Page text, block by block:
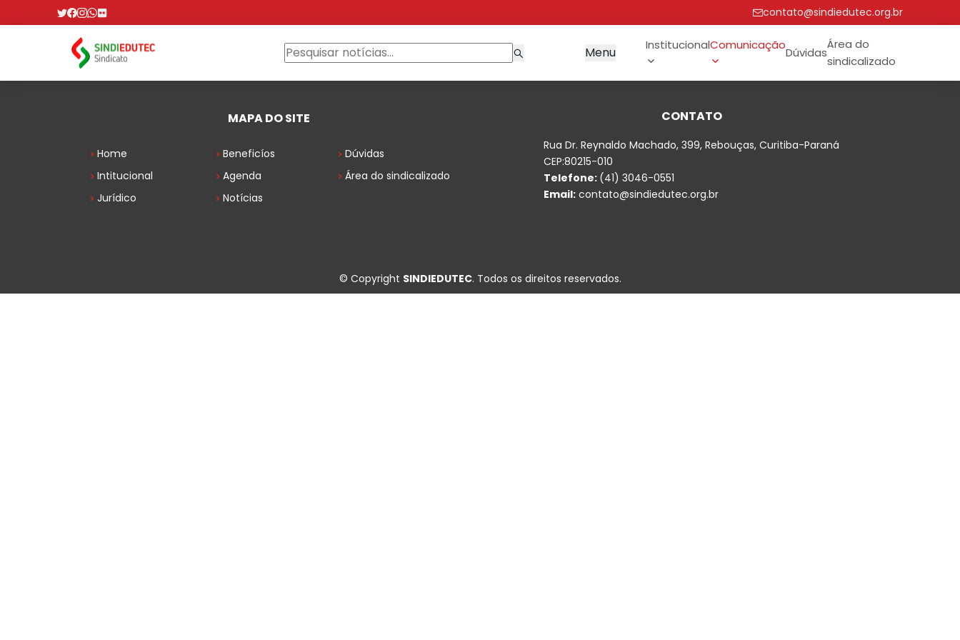
contato@sindiedutec.org.br
Menu InstitucionalComunicação
Dúvidas
Área do
sindicalizado
MAPA DO SITE
Home
Intitucional
Jurídico
Beneficíos
Agenda
Notícias
Dúvidas
Área do sindicalizado
CONTATO
Rua Dr. Reynaldo Machado, 399, Rebouças, Curitiba-Paraná
CEP:80215-010
Telefone: (41) 3046-0551
Email: contato@sindiedutec.org.br
© Copyright SINDIEDUTEC. Todos os direitos reservados.